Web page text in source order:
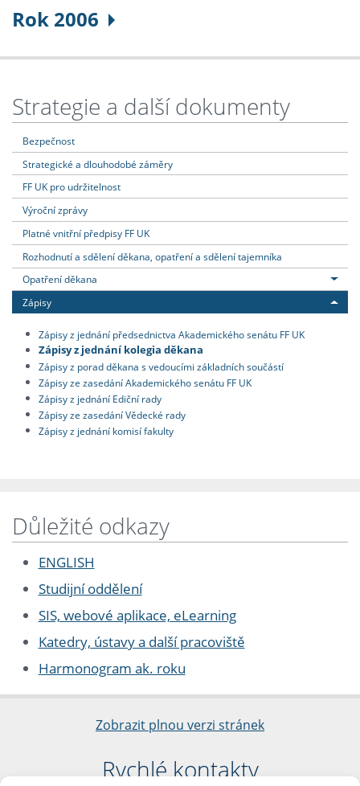
Rok 2006
Strategie a další dokumenty
Bezpečnost
Strategické a dlouhodobé záměry
FF UK pro udržitelnost
Výroční zprávy
Platné vnitřní předpisy FF UK
Rozhodnutí a sdělení děkana, opatření a sdělení tajemníka
Opatření děkana
Zápisy
Zápisy z jednání předsednictva Akademického senátu FF UK
Zápisy z jednání kolegia děkana
Zápisy z porad děkana s vedoucími základních součástí
Zápisy ze zasedání Akademického senátu FF UK
Zápisy z jednání Ediční rady
Zápisy ze zasedání Vědecké rady
Zápisy z jednání komisí fakulty
Důležité odkazy
ENGLISH
Studijní oddělení
SIS, webové aplikace, eLearning
Katedry, ústavy a další pracoviště
Harmonogram ak. roku
Zobrazit plnou verzi stránek
Rychlé kontakty